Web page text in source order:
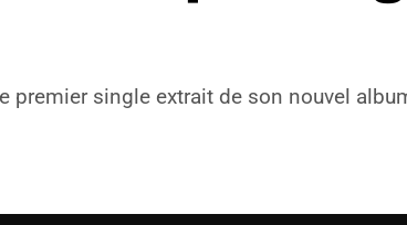
premier single extrait de son nouvel